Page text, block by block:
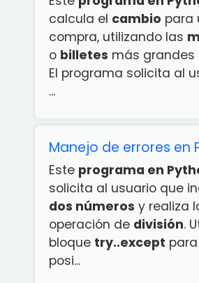
calcula el cambio para
compra, utilizando las
o billetes más grandes
El programa solicita al
...
Manejo de errores en
Este programa en
solicita al usuario que
dos números y realiza
operación de división.
bloque try..except
posi...